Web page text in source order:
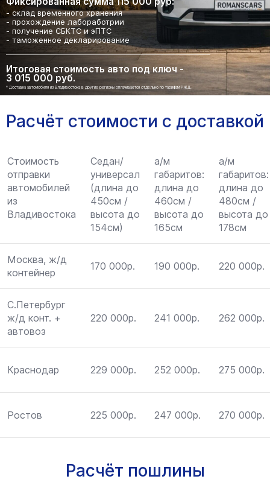
- склад временного хранения
- прохождение лабоработрии
- получение СБКТС и эПТС
- таможенное декларирование
Итоговая стоимость авто под ключ -
3 015 000 руб.
* Доставка автомобиля из Владивостока в другие регионы оплачивается отдельно по тарифам РЖД.
Расчёт стоимости с доставкой
Стоимость
отправки
автомобилей
из
Владивостока
Седан/
универсал
(длина до
450см /
высота до
154см)
а/м
габаритов:
длина до
460см /
высота до
165см
а/м
габаритов:
длина до
480см /
высота до
178см
Москва, ж/д
контейнер
170 000р. 190 000р. 220 000р.
С.Петербург
ж/д конт. +
автовоз
220 000р. 241 000р. 262 000р.
Краснодар 229 000р. 252 000р. 275 000р.
Ростов 225 000р. 247 000р. 270 000р.
Расчёт пошлины